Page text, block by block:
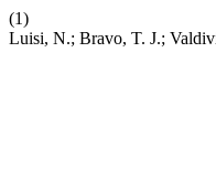
(1)
Luisi, N.; Bravo, T. J.;